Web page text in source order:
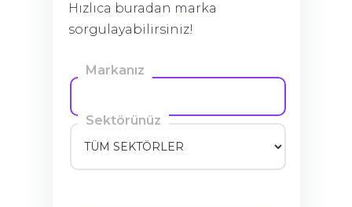
Hızlıca buradan marka
sorgulayabilirsiniz!
Markanız
Sektörünüz